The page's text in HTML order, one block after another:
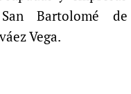
Bartolomé de
Vega.